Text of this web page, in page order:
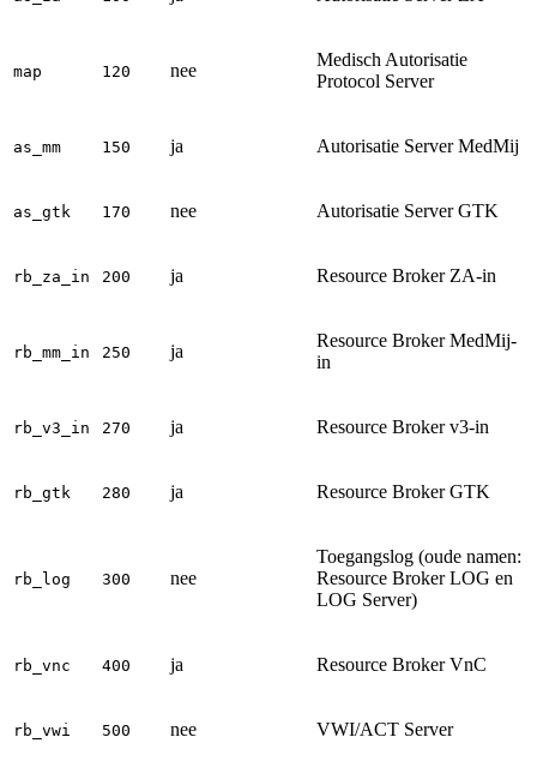
map 120 nee
Medisch Autorisatie
Protocol Server
as_mm 150 ja Autorisatie Server MedMij
as_gtk 170 nee Autorisatie Server GTK
rb_za_in 200 ja Resource Broker ZA-in
rb_mm_in 250 ja
Resource Broker MedMij-
in
rb_v3_in 270 ja Resource Broker v3-in
rb_gtk 280 ja Resource Broker GTK
rb_log 300 nee
Toegangslog (oude namen:
Resource Broker LOG en
LOG Server)
rb_vnc 400 ja Resource Broker VnC
rb_vwi 500 nee VWI/ACT Server